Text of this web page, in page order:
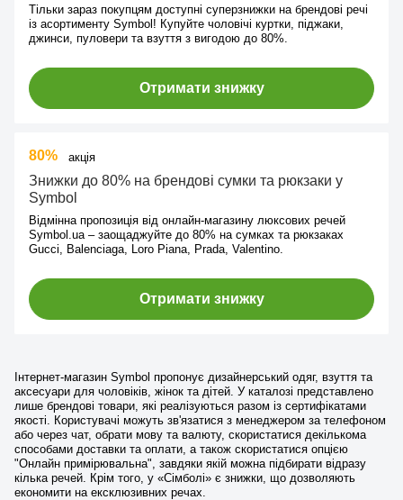
Тільки зараз покупцям доступні суперзнижки на брендові речі
із асортименту Symbol! Купуйте чоловічі куртки, піджаки,
джинси, пуловери та взуття з вигодою до 80%.
Отримати знижку
80% акція
Знижки до 80% на брендові сумки та рюкзаки у
Symbol
Відмінна пропозиція від онлайн-магазину люксових речей
Symbol.ua – заощаджуйте до 80% на сумках та рюкзаках
Gucci, Balenciaga, Loro Piana, Prada, Valentino.
Отримати знижку
Інтернет-магазин Symbol пропонує дизайнерський одяг, взуття та
аксесуари для чоловіків, жінок та дітей. У каталозі представлено
лише брендові товари, які реалізуються разом із сертифікатами
якості. Користувачі можуть зв'язатися з менеджером за телефоном
або через чат, обрати мову та валюту, скористатися декількома
способами доставки та оплати, а також скористатися опцією
"Онлайн примірювальна", завдяки якій можна підбирати відразу
кілька речей. Крім того, у «Сімболі» є знижки, що дозволяють
економити на ексклюзивних речах.